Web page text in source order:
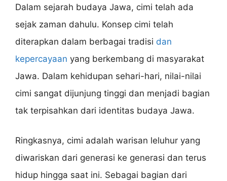
Dalam sejarah budaya Jawa, cimi telah ada
sejak zaman dahulu. Konsep cimi telah
diterapkan dalam berbagai tradisi dan
kepercayaan yang berkembang di masyarakat
Jawa. Dalam kehidupan sehari-hari, nilai-nilai
cimi sangat dijunjung tinggi dan menjadi bagian
tak terpisahkan dari identitas budaya Jawa.
Ringkasnya, cimi adalah warisan leluhur yang
diwariskan dari generasi ke generasi dan terus
hidup hingga saat ini. Sebagai bagian dari